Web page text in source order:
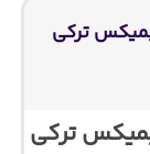
ترکی
ترکی